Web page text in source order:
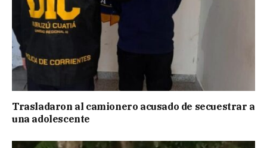
Trasladaron al camionero acusado de secuestrar a
una adolescente